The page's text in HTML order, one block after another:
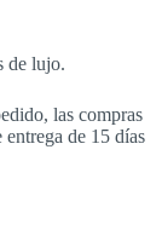
de lujo.
las compras
de 15 días